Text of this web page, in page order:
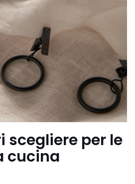
scegliere per le
cucina